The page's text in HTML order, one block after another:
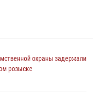
охраны задержали
розыске